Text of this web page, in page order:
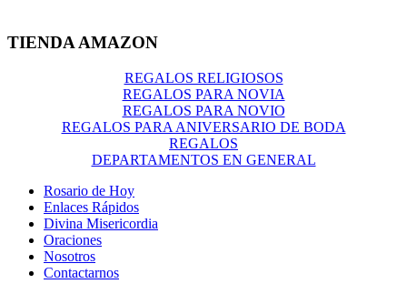
TIENDA AMAZON
REGALOS RELIGIOSOS
REGALOS PARA NOVIA
REGALOS PARA NOVIO
REGALOS PARA ANIVERSARIO DE BODA
REGALOS
DEPARTAMENTOS EN GENERAL
Rosario de Hoy
Enlaces Rápidos
Divina Misericordia
Oraciones
Nosotros
Contactarnos